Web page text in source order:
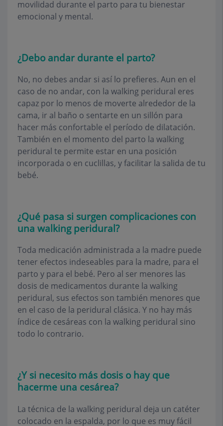
movilidad durante el parto para tu bienestar
emocional y mental.
¿Debo andar durante el parto?
No, no debes andar si así lo prefieres. Aun en el
caso de no andar, con la walking peridural eres
capaz por lo menos de moverte alrededor de la
cama, ir al baño o sentarte en un sillón para
hacer más confortable el período de dilatación.
También en el momento del parto la walking
peridural te permite estar en una posición
incorporada o en cuclillas, y facilitar la salida de tu
bebé.
¿Qué pasa si surgen complicaciones con
una walking peridural?
Toda medicación administrada a la madre puede
tener efectos indeseables para la madre, para el
parto y para el bebé. Pero al ser menores las
dosis de medicamentos durante la walking
peridural, sus efectos son también menores que
en el caso de la peridural clásica. Y no hay más
índice de cesáreas con la walking peridural sino
todo lo contrario.
¿Y si necesito más dosis o hay que
hacerme una cesárea?
La técnica de la walking peridural deja un catéter
colocado en la espalda, por lo que es muy fácil